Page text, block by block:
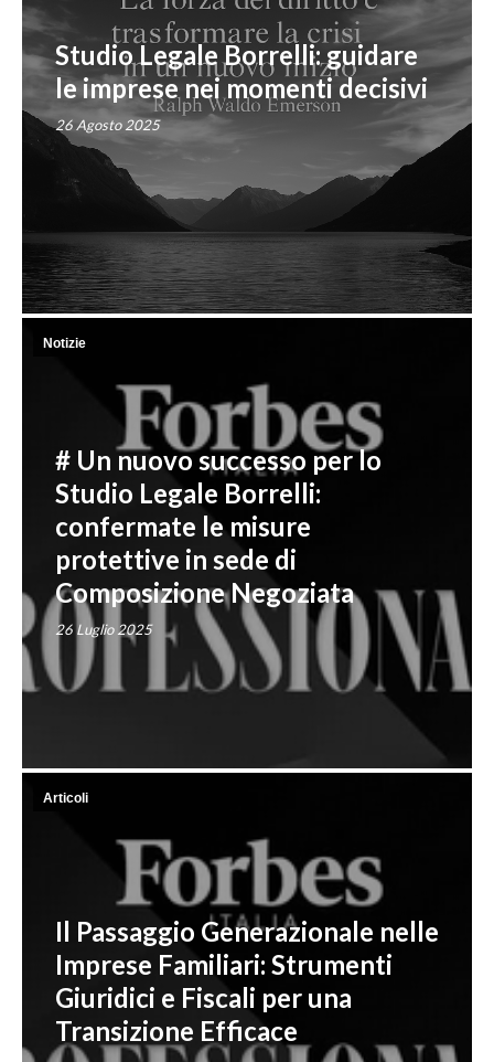
Studio Legale Borrelli: guidare
le imprese nei momenti decisivi
26 Agosto 2025
Notizie
# Un nuovo successo per lo
Studio Legale Borrelli:
confermate le misure
protettive in sede di
Composizione Negoziata
26 Luglio 2025
Articoli
Il Passaggio Generazionale nelle
Imprese Familiari: Strumenti
Giuridici e Fiscali per una
Transizione Efficace